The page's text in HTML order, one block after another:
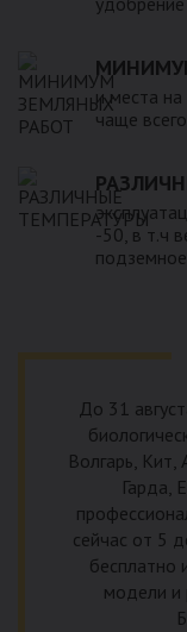
и места на
чаще
-50, в т.ч
До 31
Волгарь, Кит,
Гарда,
сейчас от 5
бесплатно
модели и